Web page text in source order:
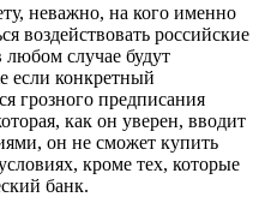
неважно, на кого именно
воздействовать российские
случае будут
если конкретный
грозного предписания
как он уверен, вводит
он не сможет купить
кроме тех, которые
банк.